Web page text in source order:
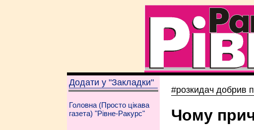
Додати у "Закладки"
Головна (Просто цікава
газета) "Рівне-Ракурс"
#розкидач добрив
Чому